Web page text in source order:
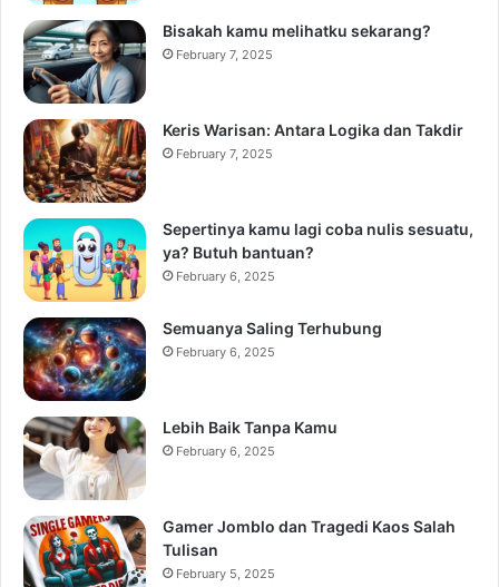
Bisakah kamu melihatku sekarang?
February 7, 2025
Keris Warisan: Antara Logika dan Takdir
February 7, 2025
Sepertinya kamu lagi coba nulis sesuatu,
ya? Butuh bantuan?
February 6, 2025
Semuanya Saling Terhubung
February 6, 2025
Lebih Baik Tanpa Kamu
February 6, 2025
Gamer Jomblo dan Tragedi Kaos Salah
Tulisan
February 5, 2025